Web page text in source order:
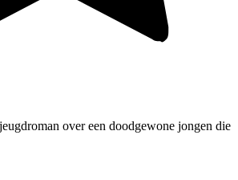
over een doodgewone jongen die